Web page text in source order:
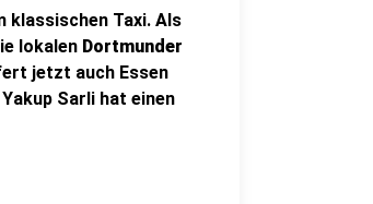
klassischen Taxi. Als
lokalen Dortmunder
jetzt auch Essen
Sarli hat einen